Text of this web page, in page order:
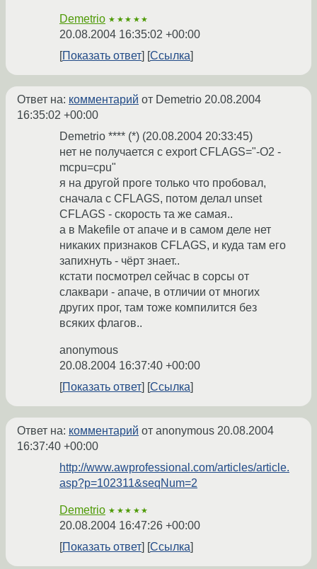
Demetrio ★★★★★
20.08.2004 16:35:02 +00:00
Показать ответ
Ссылка
Ответ на: комментарий от Demetrio 20.08.2004
16:35:02 +00:00
Demetrio **** (*) (20.08.2004 20:33:45)
нет не получается с export CFLAGS="-O2 -
mcpu=cpu"
я на другой проге только что пробовал,
сначала с CFLAGS, потом делал unset
CFLAGS - скорость та же самая..
а в Makefile от апаче и в самом деле нет
никаких признаков CFLAGS, и куда там его
запихнуть - чёрт знает..
кстати посмотрел сейчас в сорсы от
слаквари - апаче, в отличии от многих
других прог, там тоже компилится без
всяких флагов..
anonymous
20.08.2004 16:37:40 +00:00
Показать ответ
Ссылка
Ответ на: комментарий от anonymous 20.08.2004
16:37:40 +00:00
http://www.awprofessional.com/articles/article.
asp?p=102311&seqNum=2
Demetrio ★★★★★
20.08.2004 16:47:26 +00:00
Показать ответ
Ссылка